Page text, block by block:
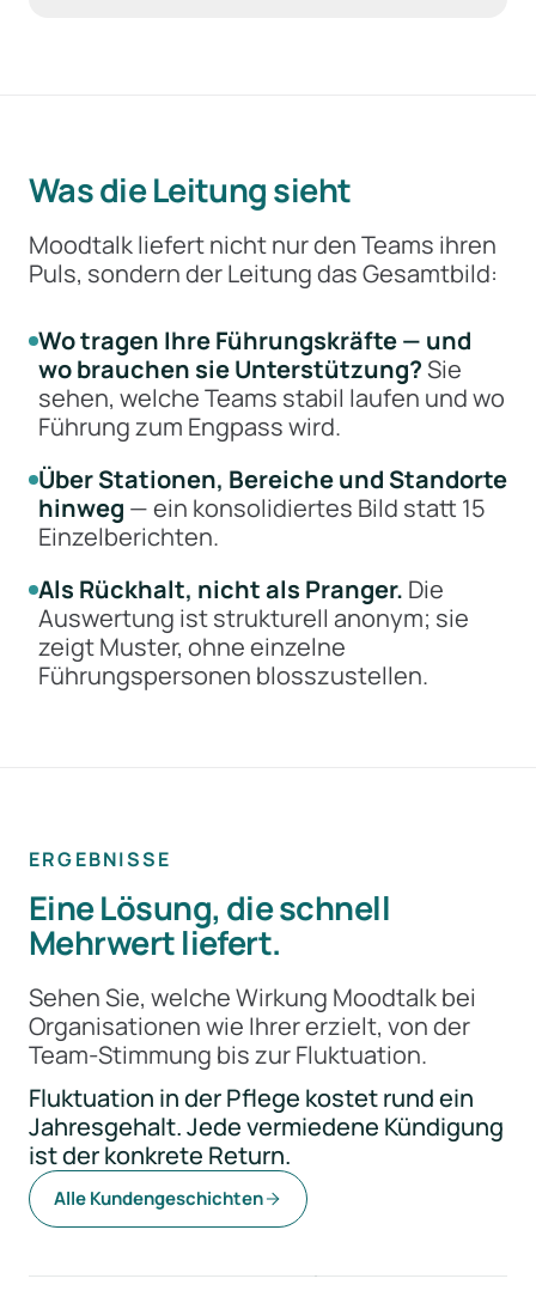
Was die Leitung sieht
Moodtalk liefert nicht nur den Teams ihren
Puls, sondern der Leitung das Gesamtbild:
Wo tragen Ihre Führungskräfte — und
wo brauchen sie Unterstützung?Sie
sehen, welche Teams stabil laufen und wo
Führung zum Engpass wird.
Über Stationen, Bereiche und Standorte
hinweg — ein konsolidiertes Bild statt 15
Einzelberichten.
Als Rückhalt, nicht als Pranger. Die
Auswertung ist strukturell anonym; sie
zeigt Muster, ohne einzelne
Führungspersonen blosszustellen.
ERGEBNISSE
Eine Lösung, die schnell
Mehrwert liefert.
Sehen Sie, welche Wirkung Moodtalk bei
Organisationen wie Ihrer erzielt, von der
Team-Stimmung bis zur Fluktuation.
Fluktuation in der Pflege kostet rund ein
Jahresgehalt. Jede vermiedene Kündigung
ist der konkrete Return.
Alle Kundengeschichten
+20 %
bessere Team-Stimmung